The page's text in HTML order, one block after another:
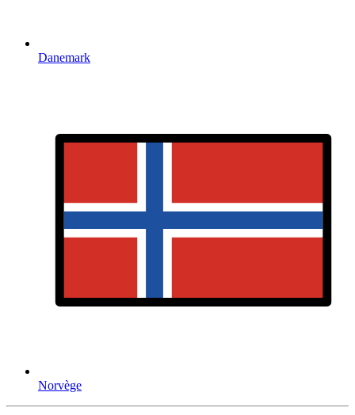
Danemark
Norvège